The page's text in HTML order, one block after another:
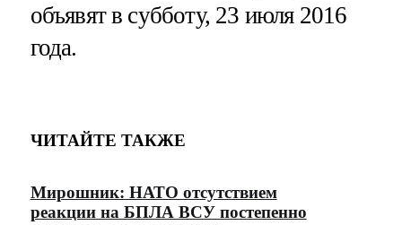
объявят в субботу, 23 июля 2016
года.
ЧИТАЙТЕ ТАКЖЕ
Мирошник: НАТО отсутствием
реакции на БПЛА ВСУ постепенно